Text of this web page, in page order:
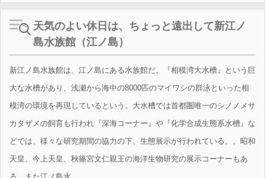
天気のよい休日は、ちょっと遠出して新江ノ
島水族館（江ノ島）
新江ノ島水族館は、江ノ島にある水族館だ。『相模湾大水槽』という巨
大な水槽があり、浅瀬から海中の8000匹のマイワシの群泳といった相
模湾の環境を再現しているという。大水槽では首都圏唯一のシノノメサ
カタザメの飼育も行われ『深海コーナー』や『化学合成生態系水槽』な
どでは、様々な研究期間の協力の下、生態展示が行われている。。昭和
天皇、今上天皇、秋篠宮文仁親王の海洋生物研究の展示コーナーもあ